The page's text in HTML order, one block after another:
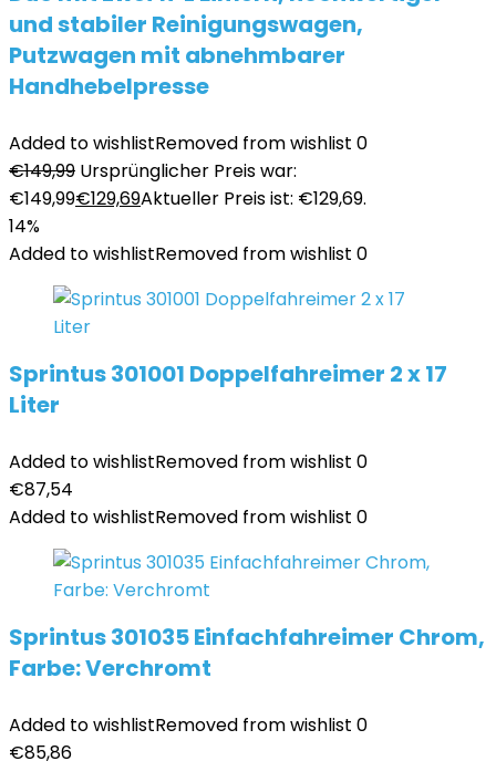
und stabiler Reinigungswagen,
Putzwagen mit abnehmbarer
Handhebelpresse
Added to wishlistRemoved from wishlist 0
€149,99 Ursprünglicher Preis war:
€149,99€129,69Aktueller Preis ist: €129,69.
14%
Added to wishlistRemoved from wishlist 0
Sprintus 301001 Doppelfahreimer 2 x 17
Liter
Added to wishlistRemoved from wishlist 0
€87,54
Added to wishlistRemoved from wishlist 0
Sprintus 301035 Einfachfahreimer Chrom,
Farbe: Verchromt
Added to wishlistRemoved from wishlist 0
€85,86